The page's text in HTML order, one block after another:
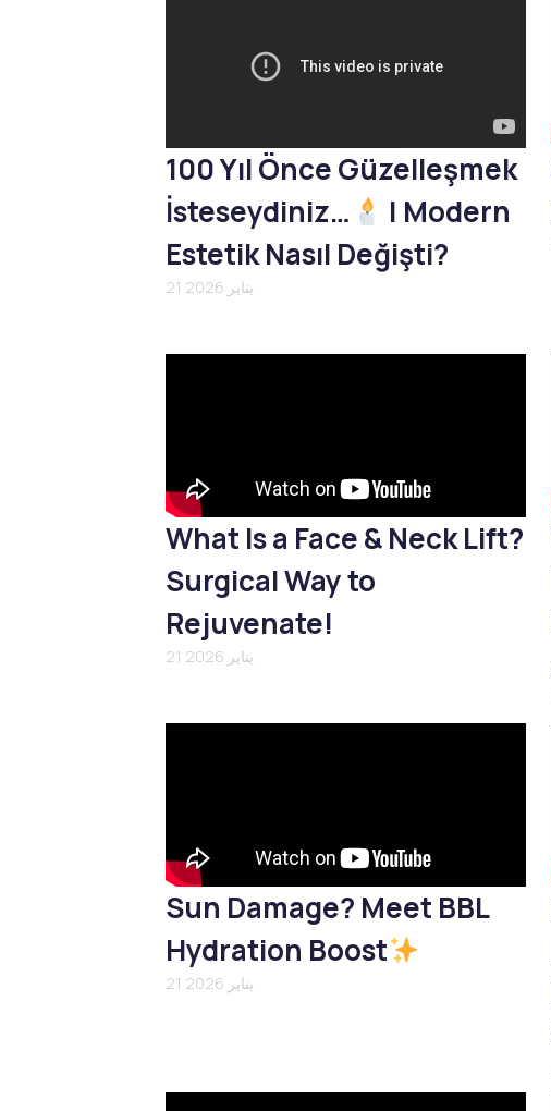
100 Yıl Önce Güzelleşmek
İsteseydiniz…
| Modern
Estetik Nasıl Değişti?
21 يناير 2026
What Is a Face & Neck Lift?
Surgical Way to
Rejuvenate!
21 يناير 2026
Sun Damage? Meet BBL
Hydration Boost
21 يناير 2026